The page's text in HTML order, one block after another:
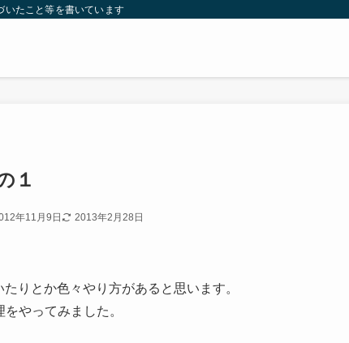
いたこと等を書いています
１
年11月9日 2013年2月28日
りとか色々やり方があると思います。
やってみました。